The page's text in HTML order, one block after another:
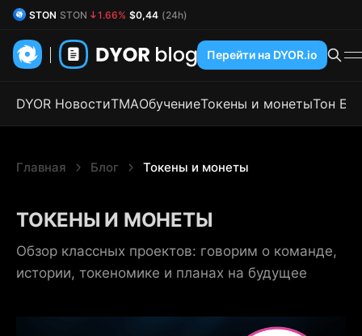
STON STON 1.66% $0,44 (24h)
DYOR Coin DYOR (24h)
Перейти на DYOR.io
DYOR НовостиTMAОбучениеТокены и монетыТон
Главная Блог Токены и монеты
ТОКЕНЫ И МОНЕТЫ
Обзор классных проектов: говорим о команде,
истории, токеномике и планах на будущее